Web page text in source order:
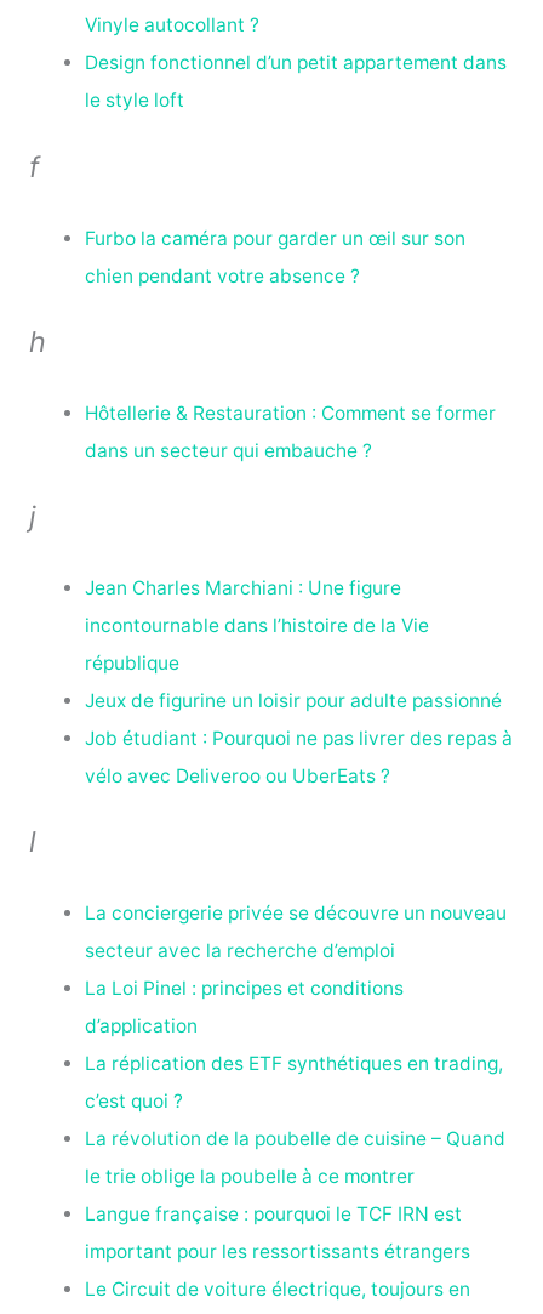
Vinyle autocollant ?
Design fonctionnel d’un petit appartement dans
le style loft
f
Furbo la caméra pour garder un œil sur son
chien pendant votre absence ?
h
Hôtellerie & Restauration : Comment se former
dans un secteur qui embauche ?
j
Jean Charles Marchiani : Une figure
incontournable dans l’histoire de la Vie
république
Jeux de figurine un loisir pour adulte passionné
Job étudiant : Pourquoi ne pas livrer des repas à
vélo avec Deliveroo ou UberEats ?
l
La conciergerie privée se découvre un nouveau
secteur avec la recherche d’emploi
La Loi Pinel : principes et conditions
d’application
La réplication des ETF synthétiques en trading,
c’est quoi ?
La révolution de la poubelle de cuisine – Quand
le trie oblige la poubelle à ce montrer
Langue française : pourquoi le TCF IRN est
important pour les ressortissants étrangers
Le Circuit de voiture électrique, toujours en